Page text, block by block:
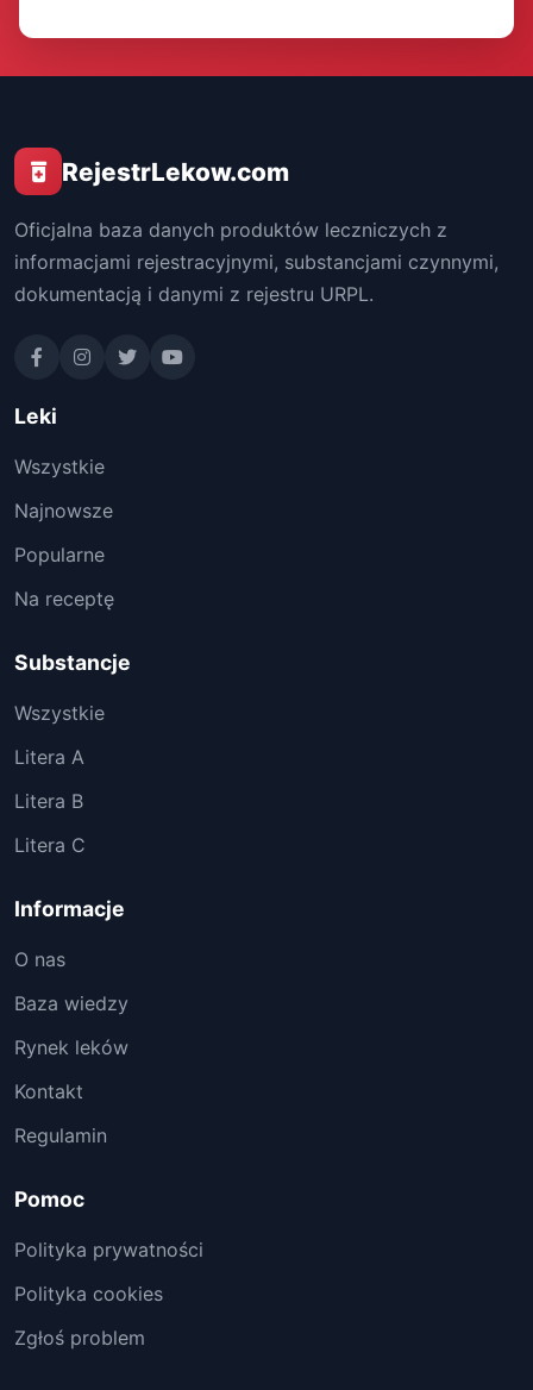
RejestrLekow.com
Oficjalna baza danych produktów leczniczych z
informacjami rejestracyjnymi, substancjami czynnymi,
dokumentacją i danymi z rejestru URPL.
Leki
Wszystkie
Najnowsze
Popularne
Na receptę
Substancje
Wszystkie
Litera A
Litera B
Litera C
Informacje
O nas
Baza wiedzy
Rynek leków
Kontakt
Regulamin
Pomoc
Polityka prywatności
Polityka cookies
Zgłoś problem